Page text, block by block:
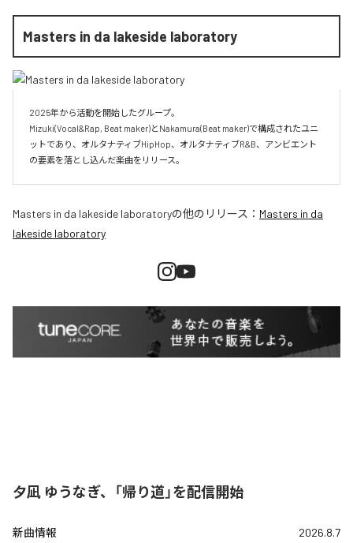
Masters in da lakeside laboratory
2025年から活動を開始したグループ。
Mizuki(Vocal&Rap, Beat maker)とNakamura(Beat maker)で構成されたユニ
ットであり、オルタナティブHipHop、オルタナティブR&B、アンビエント
Masters in da lakeside laboratoryの他のリリース： Masters in da
lakeside laboratory
夕凪 ゆうなぎ、「帰り道」を配信開始
新曲情報 2026.8.7